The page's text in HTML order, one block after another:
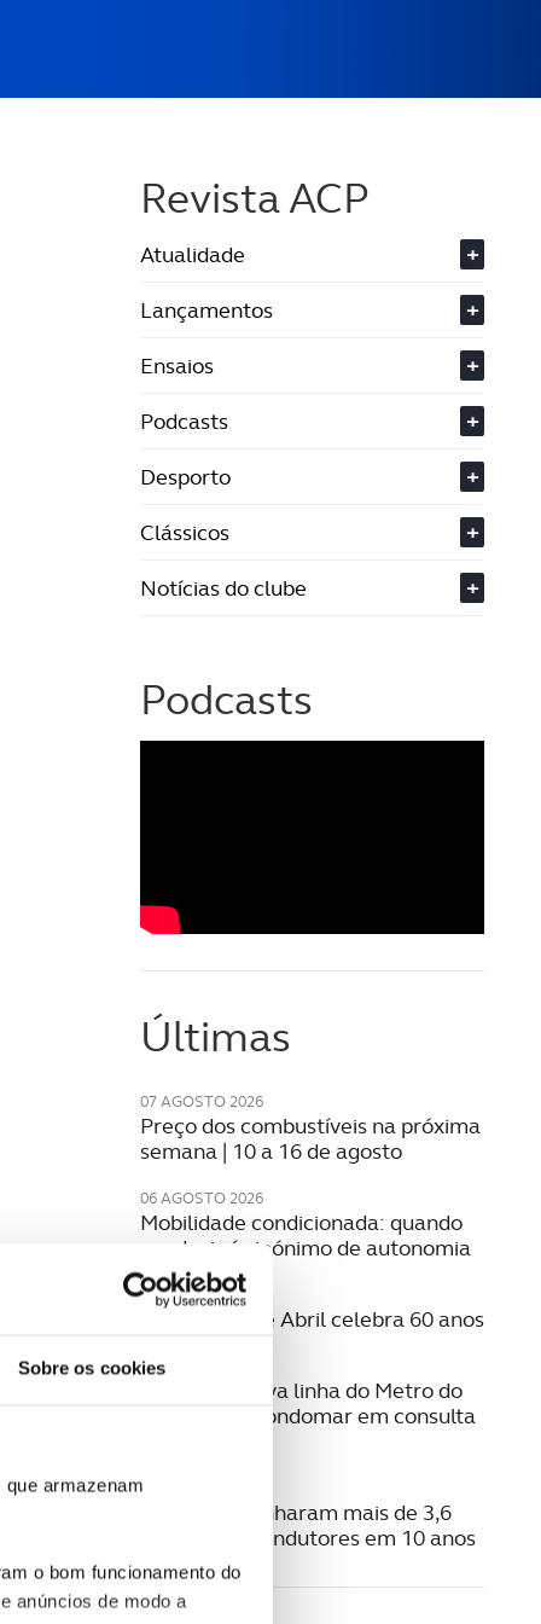
Sobre os cookies
armazenam
o bom funcionamento do
anúncios de modo a
Revista ACP
Atualidade
+
Lançamentos
+
Ensaios
+
Podcasts
+
Desporto
+
Clássicos
+
Notícias do clube
+
Podcasts
Últimas
07 AGOSTO 2026
Preço dos combustíveis na próxima
semana | 10 a 16 de agosto
06 AGOSTO 2026
Mobilidade condicionada: quando
conduzir é sinónimo de autonomia
06 AGOSTO 2026
A Ponte 25 de Abril celebra 60 anos
06 AGOSTO 2026
Estudo da nova linha do Metro do
Porto para Gondomar em consulta
06 AGOSTO 2026
Radares apanharam mais de 3,6
milhões de condutores em 10 anos